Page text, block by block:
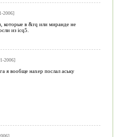
2006]
которые в &rq или миранде не
из icq5.
2006]
я вообще нахер послал аську